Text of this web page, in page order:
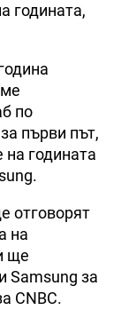
годината,
по
първи път,
на годината
отговорят
на
ще
Samsung за
CNBC.